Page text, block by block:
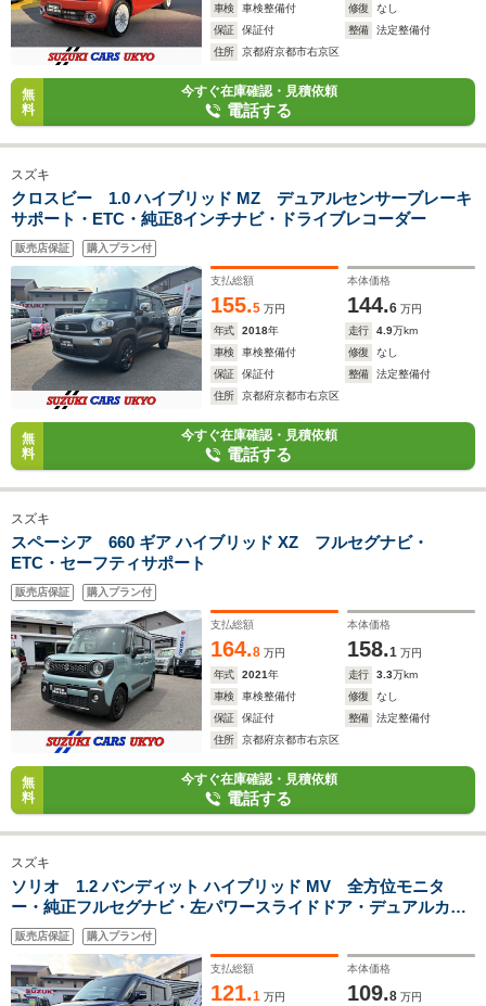
車検
車検整備付 修復
なし
保証
保証付 整備
法定整備付
住所
京都府京都市右京区
無
料
今すぐ在庫確認・見積依頼
電話する
スズキ
クロスビー 1.0 ハイブリッド MZ デュアルセンサーブレーキ
サポート・ETC・純正8インチナビ・ドライブレコーダー
販売店保証 購入プラン付
支払総額
155.5 万円
本体価格
144.6 万円
年式
2018年 走行 4.9万km
車検
車検整備付 修復
なし
保証
保証付 整備
法定整備付
住所
京都府京都市右京区
無
料
今すぐ在庫確認・見積依頼
電話する
スズキ
スペーシア 660 ギア ハイブリッド XZ フルセグナビ・
ETC・セーフティサポート
販売店保証 購入プラン付
支払総額
164.8 万円
本体価格
158.1 万円
年式
2021年 走行 3.3万km
車検
車検整備付 修復
なし
保証
保証付 整備
法定整備付
住所
京都府京都市右京区
無
料
今すぐ在庫確認・見積依頼
電話する
スズキ
ソリオ 1.2 バンディット ハイブリッド MV 全方位モニタ
ー・純正フルセグナビ・左パワースライドドア・デュアルカメ
ラブレーキサポート
販売店保証 購入プラン付
支払総額
121.1 万円
本体価格
109.8 万円